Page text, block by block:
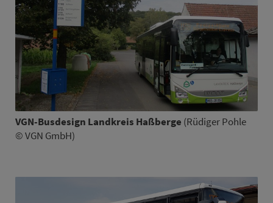
VGN-Busdesign Land­kreis Haßberge (Rüdiger Pohle
© VGN GmbH)